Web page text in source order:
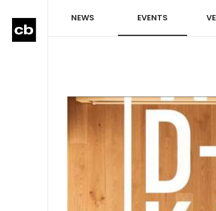
NEWS EVENTS